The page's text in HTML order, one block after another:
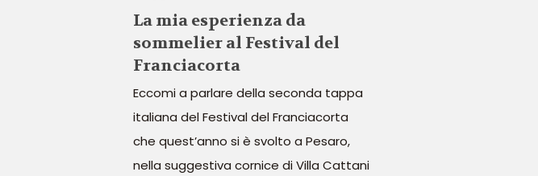
La mia esperienza da
sommelier al Festival del
Franciacorta
Eccomi a parlare della seconda tappa
italiana del Festival del Franciacorta
che quest’anno si è svolto a Pesaro,
nella suggestiva cornice di Villa Cattani